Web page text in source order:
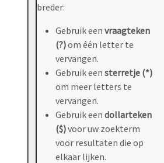
breder:
Gebruik een vraagteken
(?)om één letter te
vervangen.
Gebruik een sterretje (*)
om meer letters te
vervangen.
Gebruik een dollarteken
($)voor uw zoekterm
voor resultaten die op
elkaar lijken.